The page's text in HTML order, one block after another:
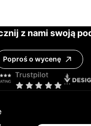
z nami swoją
Poproś o wycenę